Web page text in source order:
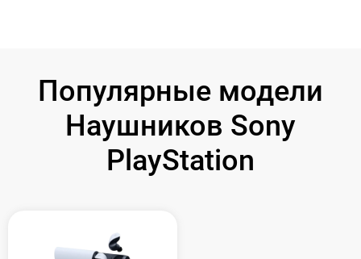
Популярные модели
Наушников Sony
PlayStation